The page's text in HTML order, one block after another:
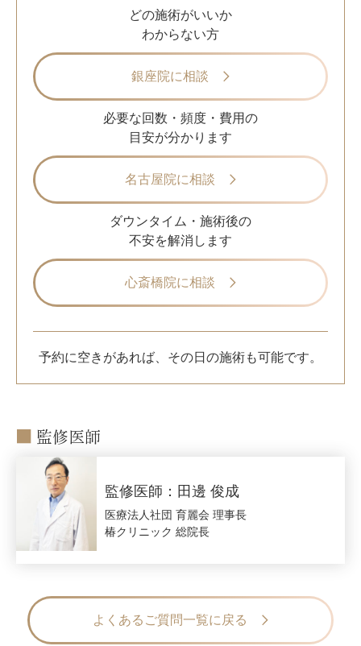
どの施術がいいか
わからない方
銀座院に相談
必要な回数・頻度・費用の
目安が分かります
名古屋院に相談
ダウンタイム・施術後の
不安を解消します
心斎橋院に相談
予約に空きがあれば、その日の施術も可能です。
監修医師
監修医師：田邊 俊成
医療法人社団 育麗会 理事長
椿クリニック 総院長
よくあるご質問一覧に戻る